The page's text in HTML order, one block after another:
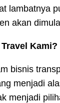
lambatnya
akan
Kami?
bisnis
menjadi
menjadi